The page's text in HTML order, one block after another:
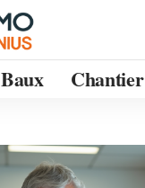
Baux Chantier